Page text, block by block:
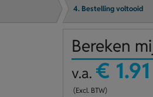
4. Bestelling voltooid
Bereken
v.a. € 1.91
(Excl. BTW)